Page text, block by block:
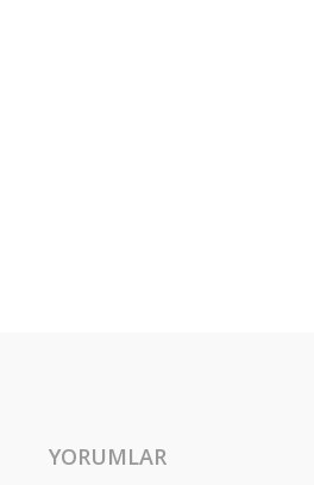
YORUMLAR